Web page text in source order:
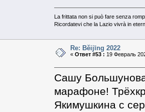
La frittata non si può fare senza
Ricordatevi che la Lazio vivrà in
Re: Běijīng 2022
«Ответ #53 : 19 Февраль
Сашу
марафоне!
Якимушкина с